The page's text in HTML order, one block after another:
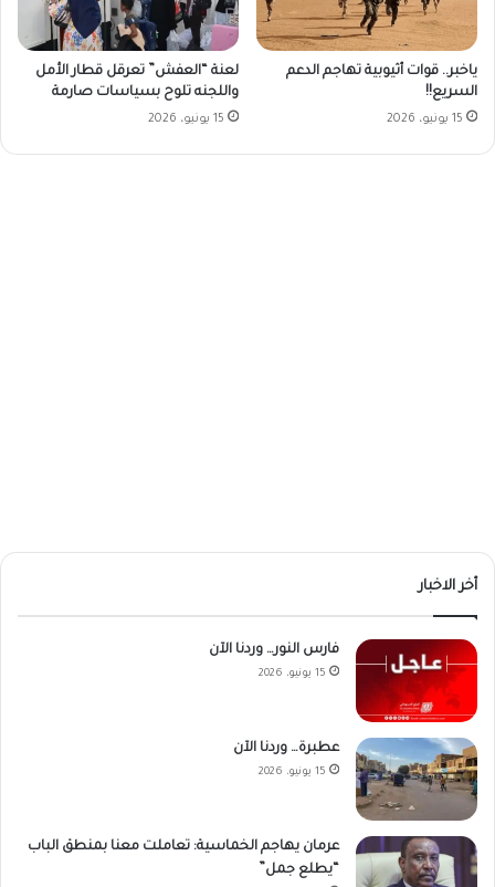
ياخبر.. قوات أثيوبية تهاجم الدعم
السريع!!
15 يونيو، 2026
لعنة “العفش” تعرقل قطار الأمل
واللجنه تلوح بسياسات صارمة
15 يونيو، 2026
أخر الاخبار
فارس النور… وردنا الآن
15 يونيو، 2026
عطبرة… وردنا الآن
15 يونيو، 2026
عرمان يهاجم الخماسية: تعاملت معنا بمنطق الباب
“يطلع جمل”